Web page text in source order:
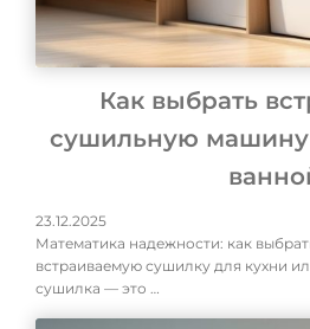
Как выбрать
сушильную машину
23.12.2025
Математика надежности: как
встраиваемую сушилку для кухни
сушилка — это …